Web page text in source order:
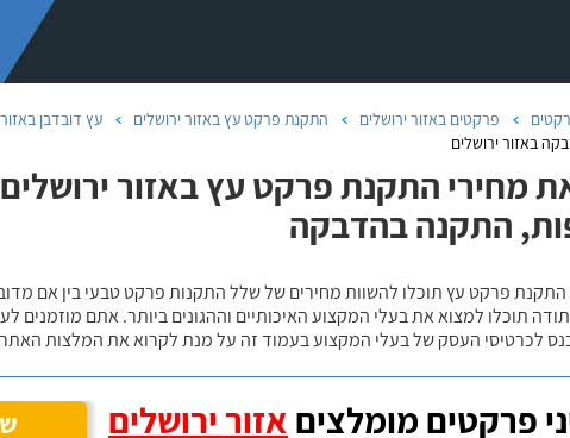
פרקטים באזור ירושלים התקנת פרקט עץ באזור ירושלים עץ דובדבן
באזור ירושלים
מחירי התקנת פרקט עץ באזור
התקנה בהדבקה
התקנת פרקט עץ תוכלו להשוות מחירים של שלל התקנות פרקט טבעי בין אם
תוכלו למצוא את בעלי המקצוע האיכותיים וההגונים ביותר. אתם מוזמנים
לכרטיסי העסק של בעלי המקצוע בעמוד זה על מנת לקרוא את המלצות
פרקטים מומלצים אזור ירושלים